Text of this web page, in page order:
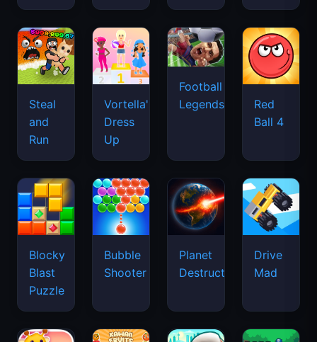
Steal
and
Run
Vortella's
Dress
Up
Football
Legends
Red
Ball 4
Blocky
Blast
Puzzle
Bubble
Shooter
Planet
Destruction
Drive
Mad